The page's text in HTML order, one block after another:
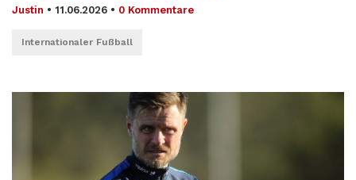
Justin • 11.06.2026 • 0 Kommentare
Internationaler Fußball